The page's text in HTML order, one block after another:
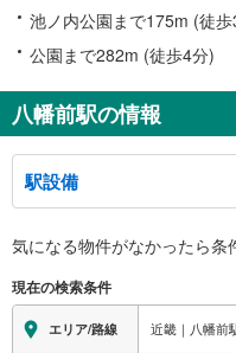
池ノ内公園まで175m (徒
公園まで282m (徒歩4分)
八幡前駅の情報
駅設備
※段差なしでの移動経路
地上⇔改札⇔ホーム：×
気になる物件がなかったら条
現在の検索条件
エリア/路線 近畿｜八幡前